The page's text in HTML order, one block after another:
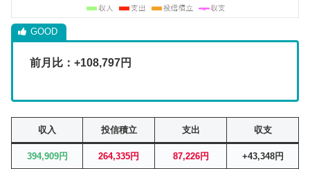
前月比：+108,797円
収入 投信積立 支出 収支
394,909円 264,335円 87,226円 +43,348円